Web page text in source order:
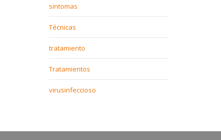
sintomas
Técnicas
tratamiento
Tratamientos
virusinfeccioso